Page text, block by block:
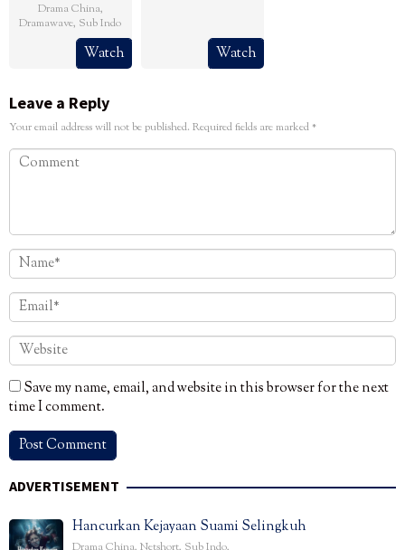
Drama China,
Dramawave, Sub Indo
Watch Watch
Leave a Reply
Your email address will not be published. Required fields are marked*
Save my name, email, and website in this browser for the next
time I comment.
ADVERTISEMENT
Hancurkan Kejayaan Suami Selingkuh